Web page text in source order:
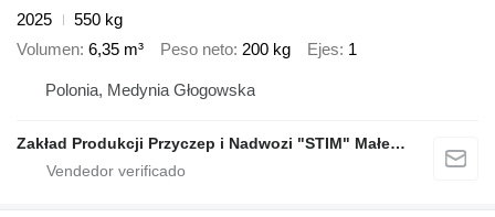
2025
550 kg
Volumen 6,35 m³ Peso neto 200 kg Ejes 1
Polonia, Medynia Głogowska
Zakład Produkcji Przyczep i Nadwozi "STIM" Małecki s.j.